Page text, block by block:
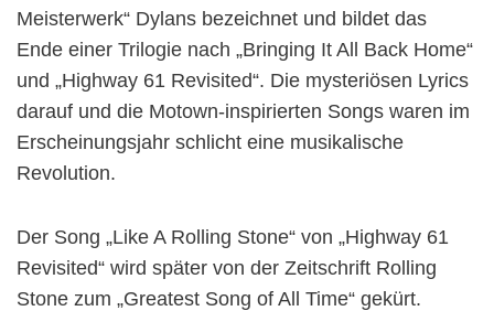
Meisterwerk“ Dylans bezeichnet und bildet das
Ende einer Trilogie nach „Bringing It All Back Home“
und „Highway 61 Revisited“. Die mysteriösen Lyrics
darauf und die Motown-inspirierten Songs waren im
Erscheinungsjahr schlicht eine musikalische
Revolution.
Der Song „Like A Rolling Stone“ von „Highway 61
Revisited“ wird später von der Zeitschrift Rolling
Stone zum „Greatest Song of All Time“ gekürt.